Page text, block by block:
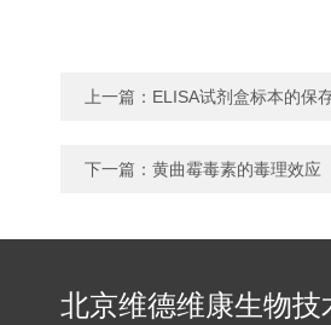
上一篇： ELISA试剂盒标本的保
下一篇： 黄曲霉毒素的毒理效应
北京维德维康生物技